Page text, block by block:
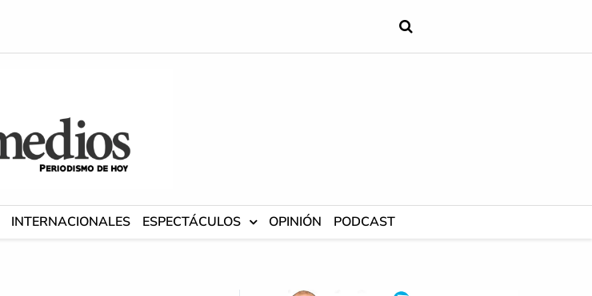
INTERNACIONALES ESPECTÁCULOS OPINIÓN PODCAST